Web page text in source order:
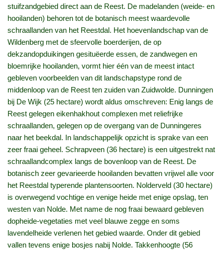
stuifzandgebied direct aan de Reest. De madelanden (weide- en
hooilanden) behoren tot de botanisch meest waardevolle
schraallanden van het Reestdal. Het hoevenlandschap van de
Wildenberg met de sfeervolle boerderijen, de op
dekzandopduikingen gesituëerde essen, de zandwegen en
bloemrijke hooilanden, vormt hier één van de meest intact
gebleven voorbeelden van dit landschapstype rond de
middenloop van de Reest ten zuiden van Zuidwolde. Dunningen
bij De Wijk (25 hectare) wordt aldus omschreven: Enig langs de
Reest gelegen eikenhakhout complexen met reliefrijke
schraallanden, gelegen op de overgang van de Dunningeres
naar het beekdal. In landschappelijk opzicht is sprake van een
zeer fraai geheel. Schrapveen (36 hectare) is een uitgestrekt nat
schraallandcomplex langs de bovenloop van de Reest. De
botanisch zeer gevarieerde hooilanden bevatten vrijwel alle voor
het Reestdal typerende plantensoorten. Nolderveld (30 hectare)
is overwegend vochtige en venige heide met enige opslag, ten
westen van Nolde. Met name de nog fraai bewaard gebleven
dopheide-vegetaties met veel blauwe zegge en soms
lavendelheide verlenen het gebied waarde. Onder dit gebied
vallen tevens enige bosjes nabij Nolde. Takkenhoogte (56